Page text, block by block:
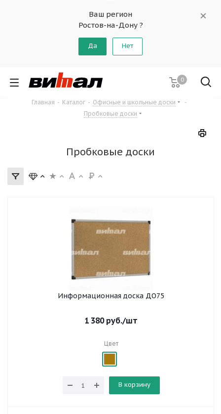
Ваш регион
Ростов-на-Дону ?
Да Нет
0
Главная - Каталог - Офисные и школьные доски
-
Пробковые доски
Пробковые доски
Информационная доска ДО75
1 380руб./шт
Цвет
В корзину